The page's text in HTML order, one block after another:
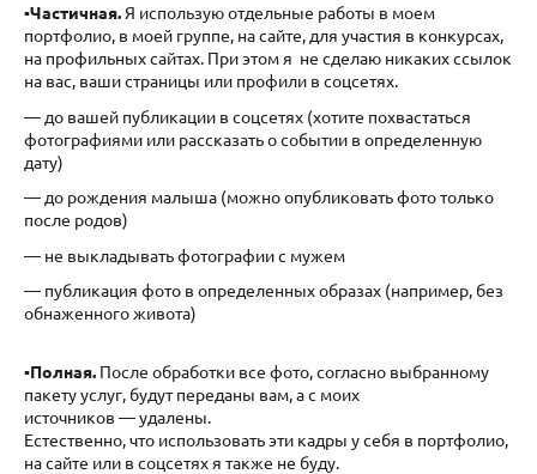
▪️Частичная. Я использую отдельные работы в моем
портфолио, в моей группе, на сайте, для участия в конкурсах,
на профильных сайтах. При этом я не сделаю никаких ссылок
на вас, ваши страницы или профили в соцсетях.
— до вашей публикации в соцсетях (хотите похвастаться
фотографиями или рассказать о событии в определенную
дату)
— до рождения малыша (можно опубликовать фото только
после родов)
— не выкладывать фотографии с мужем
— публикация фото в определенных образах (например, без
обнаженного живота)
▪️Полная. После обработки все фото, согласно выбранному
пакету услуг, будут переданы вам, а с моих
источников — удалены.
Естественно, что использовать эти кадры у себя в портфолио,
на сайте или в соцсетях я также не буду.